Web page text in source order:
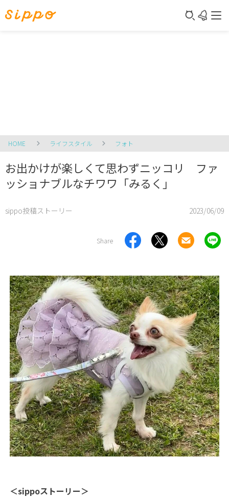
HOME ライフスタイル フォト
お出かけが楽しくて思わずニッコリ ファ
ッショナブルなチワワ「みるく」
sippo投稿ストーリー 2023/06/09
Share
＜sippoストーリー＞